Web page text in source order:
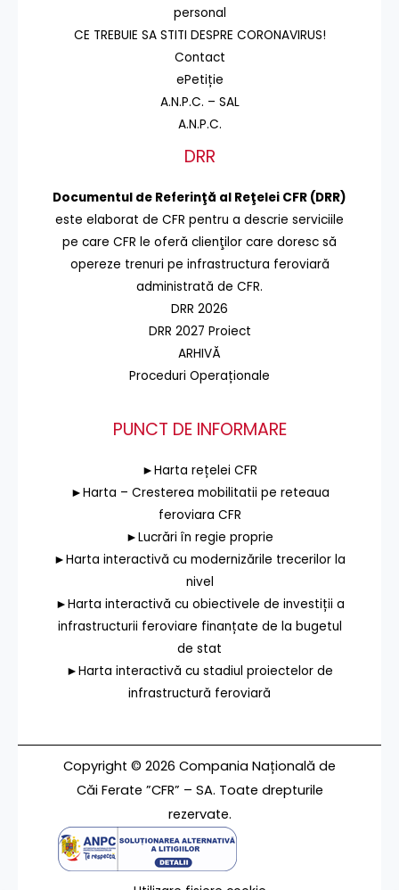
personal
CE TREBUIE SA STITI DESPRE CORONAVIRUS!
Contact
ePetiție
A.N.P.C. – SAL
A.N.P.C.
DRR
Documentul de Referinţă al Reţelei CFR (DRR)
este elaborat de CFR pentru a descrie serviciile
pe care CFR le oferă clienţilor care doresc să
opereze trenuri pe infrastructura feroviară
administrată de CFR.
DRR 2026
DRR 2027 Proiect
ARHIVĂ
Proceduri Operaționale
PUNCT DE INFORMARE
►Harta rețelei CFR
►Harta – Cresterea mobilitatii pe reteaua
feroviara CFR
►Lucrări în regie proprie
►Harta interactivă cu modernizările trecerilor la
nivel
►Harta interactivă cu obiectivele de investiții a
infrastructurii feroviare finanțate de la bugetul
de stat
►Harta interactivă cu stadiul proiectelor de
infrastructură feroviară
Copyright © 2026 Compania Națională de
Căi Ferate ”CFR” – SA. Toate drepturile
rezervate.